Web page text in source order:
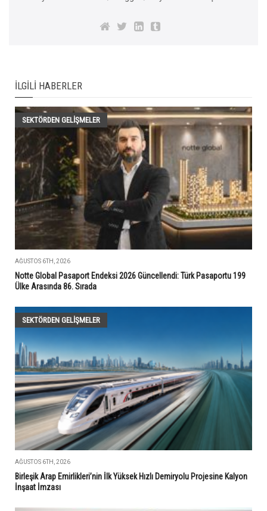
İLGILI HABERLER
SEKTÖRDEN GELIŞMELER
AĞUSTOS 6TH, 2026
Notte Global Pasaport Endeksi 2026 Güncellendi: Türk Pasaportu 199
Ülke Arasında 86. Sırada
SEKTÖRDEN GELIŞMELER
AĞUSTOS 6TH, 2026
Birleşik Arap Emirlikleri’nin İlk Yüksek Hızlı Demiryolu Projesine Kalyon
İnşaat İmzası